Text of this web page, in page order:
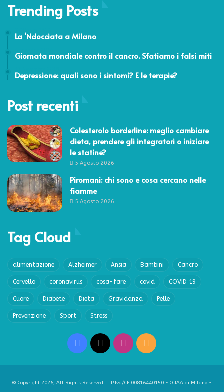
Trending Posts
La ‘Ndocciata a Milano
Giornata mondiale contro il cancro. Sfatiamo i falsi miti
Depressione: quali sono i sintomi? E le terapie?
Post recenti
Colesterolo borderline: meglio cambiare
dieta, prendere gli integratori o iniziare
le statine?
5 Agosto 2026
Piromani: chi sono e cosa cercano nelle
fiamme
5 Agosto 2026
Tag Cloud
alimentazione Alzheimer Ansia Bambini Cancro
Cervello coronavirus cosa-fare covid COVID 19
Cuore Diabete Dieta Gravidanza Pelle
Prevenzione Sport Stress
Facebook Instagram
RSS
© Copyright 2026, All Rights Reserved | P.Iva/CF 00816440150 - CCIAA di Milano -